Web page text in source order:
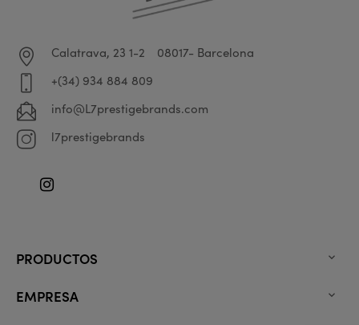
Calatrava, 23 1-2
08017- Barcelona
+(34) 934 884 809
info@L7prestigebrands.com
l7prestigebrands
Instagram
PRODUCTOS 
EMPRESA 